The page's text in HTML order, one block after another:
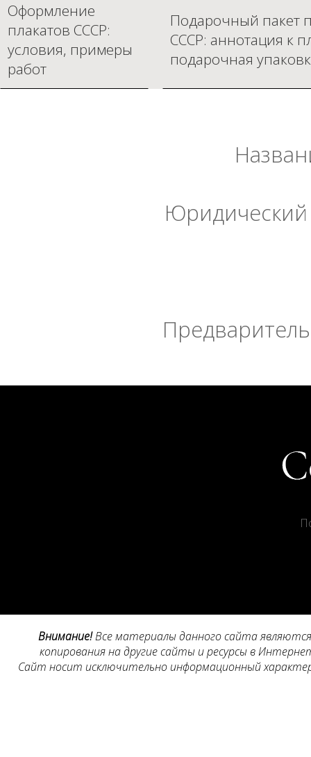
Оформление
плакатов СССР:
условия, примеры
работ
Подарочный пакет
СССР: аннотация к
подарочная
Внимание!Все материалы данного сайта
копирования на другие сайты и ресурсы в
Сайт носит исключительно информационный